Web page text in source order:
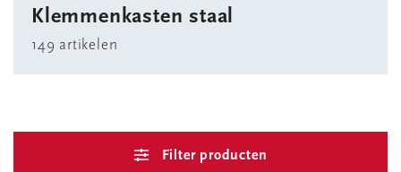
Klemmenkasten staal
149 artikelen
Filter producten